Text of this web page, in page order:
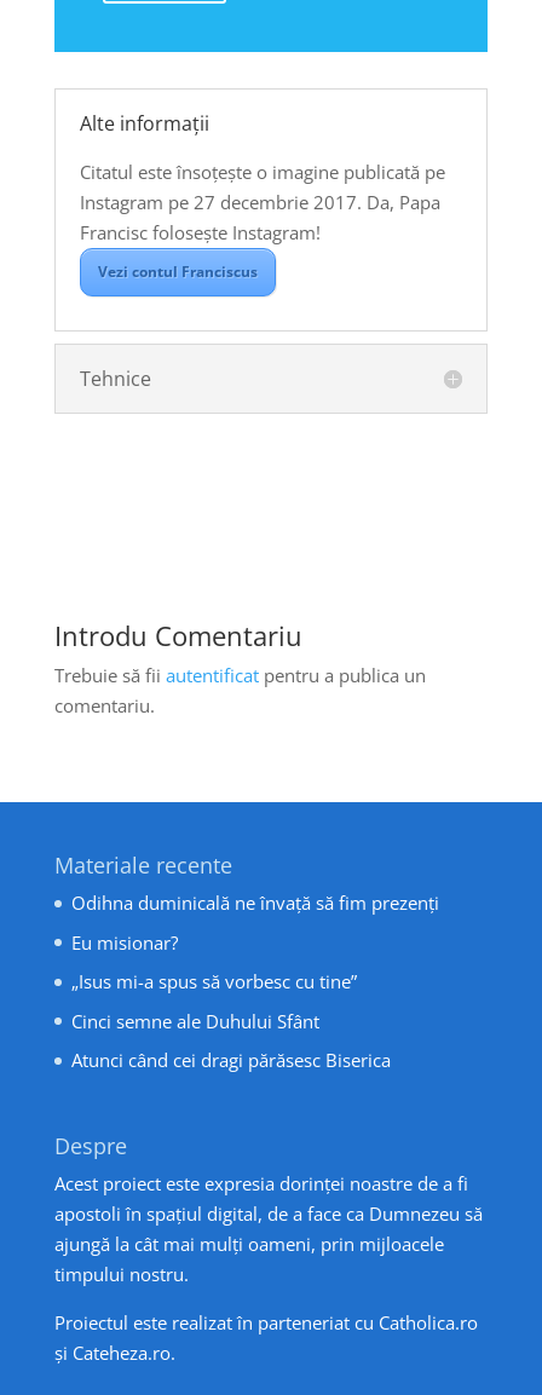
Alte informații
Citatul este însoțește o imagine publicată pe
Instagram pe 27 decembrie 2017. Da, Papa
Francisc folosește Instagram!
Vezi contul Franciscus
Tehnice
Introdu Comentariu
Trebuie să fii autentificatpentru a publica un
comentariu.
Materiale recente
Odihna duminicală ne învață să fim prezenți
Eu misionar?
„Isus mi-a spus să vorbesc cu tine”
Cinci semne ale Duhului Sfânt
Atunci când cei dragi părăsesc Biserica
Despre
Acest proiect este expresia dorinței noastre de a fi
apostoli în spațiul digital, de a face ca Dumnezeu să
ajungă la cât mai mulți oameni, prin mijloacele
timpului nostru.
Proiectul este realizat în parteneriat cu Catholica.ro
și Cateheza.ro.